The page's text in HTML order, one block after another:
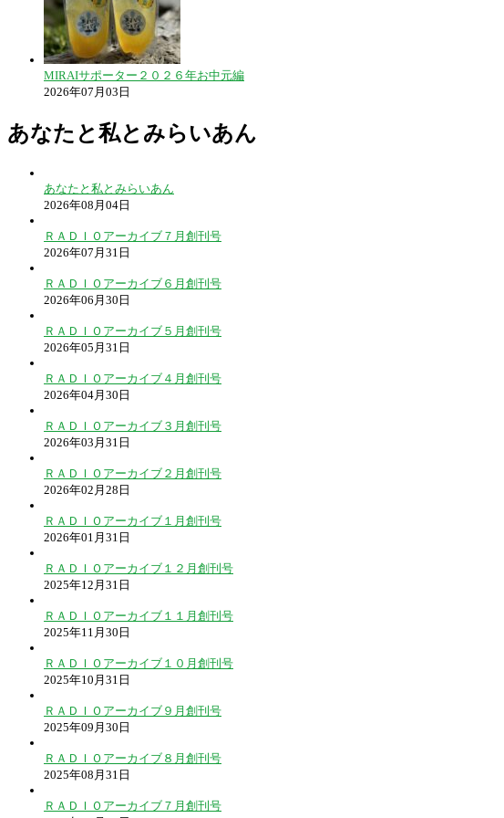
MIRAIサポーター２０２６年お中元編
2026年07月03日
あなたと私とみらいあん
あなたと私とみらいあん
2026年08月04日
ＲＡＤＩＯアーカイブ７月創刊号
2026年07月31日
ＲＡＤＩＯアーカイブ６月創刊号
2026年06月30日
ＲＡＤＩＯアーカイブ５月創刊号
2026年05月31日
ＲＡＤＩＯアーカイブ４月創刊号
2026年04月30日
ＲＡＤＩＯアーカイブ３月創刊号
2026年03月31日
ＲＡＤＩＯアーカイブ２月創刊号
2026年02月28日
ＲＡＤＩＯアーカイブ１月創刊号
2026年01月31日
ＲＡＤＩＯアーカイブ１２月創刊号
2025年12月31日
ＲＡＤＩＯアーカイブ１１月創刊号
2025年11月30日
ＲＡＤＩＯアーカイブ１０月創刊号
2025年10月31日
ＲＡＤＩＯアーカイブ９月創刊号
2025年09月30日
ＲＡＤＩＯアーカイブ８月創刊号
2025年08月31日
ＲＡＤＩＯアーカイブ７月創刊号